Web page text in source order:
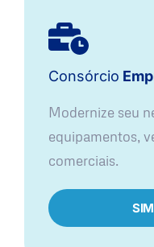
Consórcio
Modernize seu
equipamentos,
comerciais.